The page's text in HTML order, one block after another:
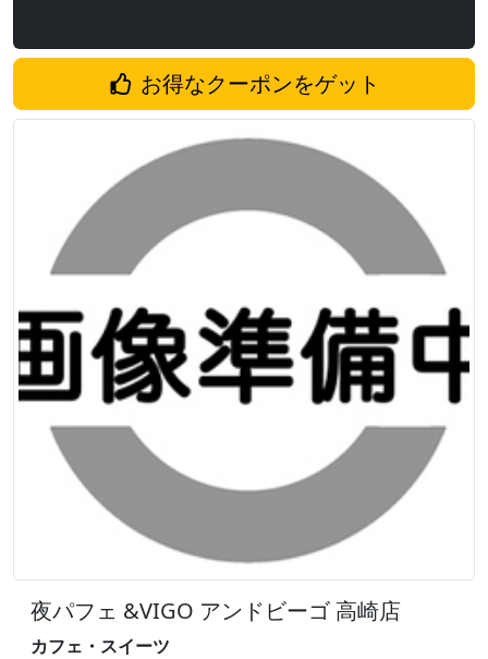
お得なクーポンをゲット
夜パフェ &VIGO アンドビーゴ 高崎店
カフェ・スイーツ